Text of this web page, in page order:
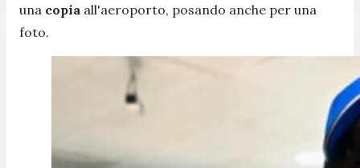
una copia all'aeroporto, posando anche per una
foto.